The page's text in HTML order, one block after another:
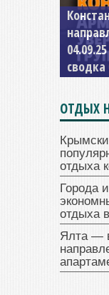
ОТДЫХ
отдыха
Города
отдыха
Ялта —